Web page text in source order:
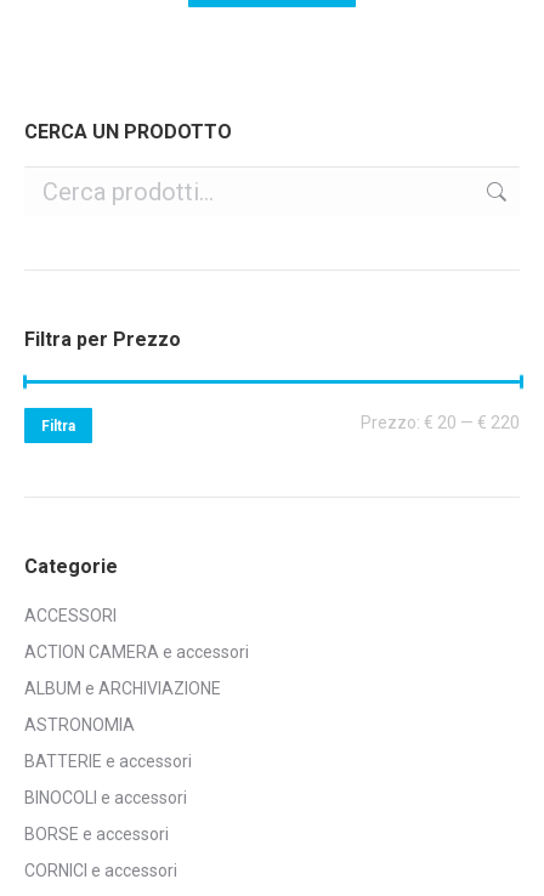
CERCA UN PRODOTTO
Filtra per Prezzo
Filtra Prezzo: € 20 — € 220
Categorie
ACCESSORI
ACTION CAMERA e accessori
ALBUM e ARCHIVIAZIONE
ASTRONOMIA
BATTERIE e accessori
BINOCOLI e accessori
BORSE e accessori
CORNICI e accessori